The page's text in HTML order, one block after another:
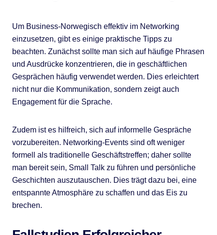
Um Business-Norwegisch effektiv im Networking
einzusetzen, gibt es einige praktische Tipps zu
beachten. Zunächst sollte man sich auf häufige Phrasen
und Ausdrücke konzentrieren, die in geschäftlichen
Gesprächen häufig verwendet werden. Dies erleichtert
nicht nur die Kommunikation, sondern zeigt auch
Engagement für die Sprache.
Zudem ist es hilfreich, sich auf informelle Gespräche
vorzubereiten. Networking-Events sind oft weniger
formell als traditionelle Geschäftstreffen; daher sollte
man bereit sein, Small Talk zu führen und persönliche
Geschichten auszutauschen. Dies trägt dazu bei, eine
entspannte Atmosphäre zu schaffen und das Eis zu
brechen.